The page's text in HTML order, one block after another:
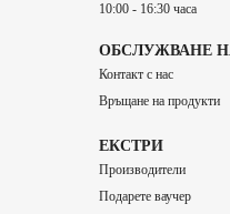
10:00 - 16:30 часа
ОБСЛУЖВАНЕ
Контакт с нас
Връщане на продукти
ЕКСТРИ
Производители
Подарете ваучер